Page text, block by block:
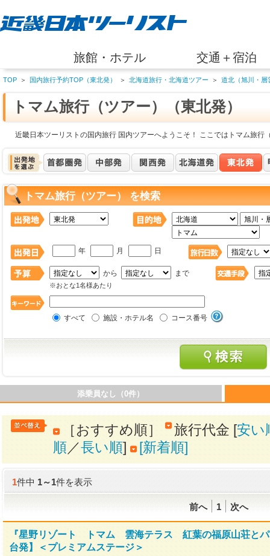
旅館・ホテル 交通＋宿泊
TOP ＞ 国内旅行予約TOP（東北発） ＞ 北海道旅行・北海道ツアー ＞ 道北（旭川・層
トマム旅行（ツアー）（東北発）
近畿日本ツーリストの国内旅行 国内ツアーへようこそ！ ここではトマム旅行
トマム旅行（ツアー） を検索
年 月 日
から まで
※おとな1名様あたり
すべて 施設・ホテル名 コース番号
添乗員なし（0件）
［おすすめ順］ 旅行代金 [安い
順／長い順] [新着順]
1件中1～1件を表示
前へ 1 次へ
『星野リゾート トマム 雲海テラス 紅葉の福原山荘と
台発】＜プレミアムステージ＞